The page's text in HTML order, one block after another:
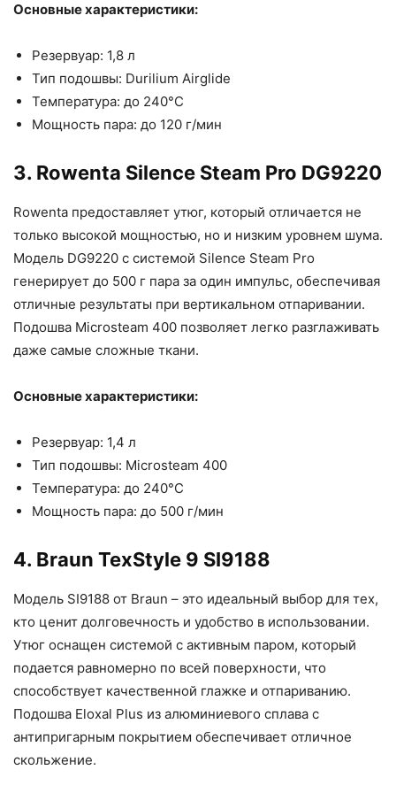
Основные характеристики:
Резервуар: 1,8 л
Тип подошвы: Durilium Airglide
Температура: до 240°C
Мощность пара: до 120 г/мин
3. Rowenta Silence Steam Pro DG9220
Rowenta предоставляет утюг, который отличается не
только высокой мощностью, но и низким уровнем шума.
Модель DG9220 с системой Silence Steam Pro
генерирует до 500 г пара за один импульс, обеспечивая
отличные результаты при вертикальном отпаривании.
Подошва Microsteam 400 позволяет легко разглаживать
даже самые сложные ткани.
Основные характеристики:
Резервуар: 1,4 л
Тип подошвы: Microsteam 400
Температура: до 240°C
Мощность пара: до 500 г/мин
4. Braun TexStyle 9 SI9188
Модель SI9188 от Braun – это идеальный выбор для тех,
кто ценит долговечность и удобство в использовании.
Утюг оснащен системой с активным паром, который
подается равномерно по всей поверхности, что
способствует качественной глажке и отпариванию.
Подошва Eloxal Plus из алюминиевого сплава с
антипригарным покрытием обеспечивает отличное
скольжение.